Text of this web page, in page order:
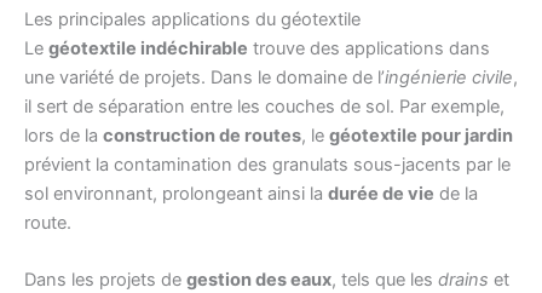
Les principales applications du géotextile
Le géotextile indéchirable trouve des applications dans
une variété de projets. Dans le domaine de l’ingénierie civile,
il sert de séparation entre les couches de sol. Par exemple,
lors de la construction de routes, le géotextile pour jardin
prévient la contamination des granulats sous-jacents par le
sol environnant, prolongeant ainsi la durée de vie de la
route.
Dans les projets de gestion des eaux, tels que les drains et